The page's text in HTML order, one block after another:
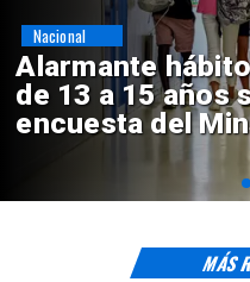
Aprueban
Sebastián
de $4 mil
Regiones
MÁS